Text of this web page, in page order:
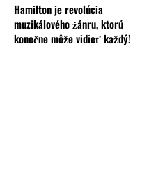
Hamilton je revolúcia
muzikálového žánru, ktorú
konečne môže vidieť každý!